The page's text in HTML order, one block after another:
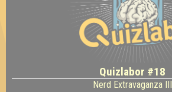
Quizlabor #18
Nerd Extravaganza III